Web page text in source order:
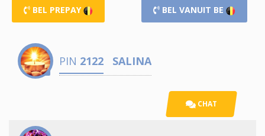
BEL PREPAY BEL VANUIT BE
PIN 2122 SALINA
CHAT